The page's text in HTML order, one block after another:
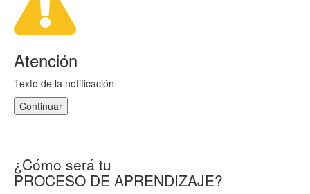
Atención
Texto de la notificación
Continuar
¿Cómo será tu
PROCESO DE APRENDIZAJE?